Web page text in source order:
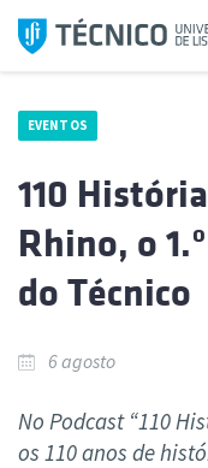
Saltar
para
EVENTOS
110
Rhino, o
do Técnico
6 agosto
No Podcast “110
os 110 anos de